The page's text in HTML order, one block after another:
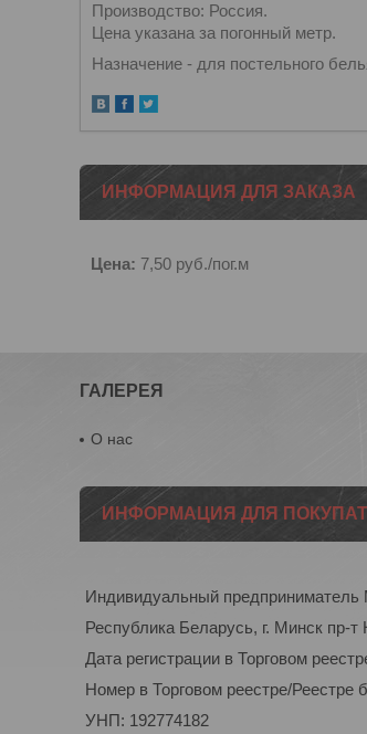
Производство: Россия.
Цена указана за погонный метр.
Назначение - для постельного
ИНФОРМАЦИЯ ДЛЯ ЗАКАЗА
Цена: 7,50 руб./пог.м
ГАЛЕРЕЯ
О нас
ИНФОРМАЦИЯ ДЛЯ
Индивидуальный
Республика Беларусь, г. Минск пр-т
Дата регистрации в Торговом
Номер в Торговом реестре/Реестре
УНП: 192774182